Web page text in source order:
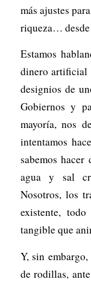
más ajustes
riqueza…
Estamos
dinero artificial
designios de
Gobiernos y
mayoría, nos
intentamos
sabemos
agua y sal
Nosotros, los
existente,
tangible que
Y, sin
de rodillas,